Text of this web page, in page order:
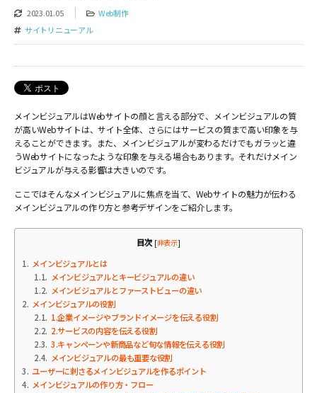
2023.01.05
Web制作
サイトリニューアル
メインビジュアルはWebサイトの顔と言える部分で、メインビジュアルの質
が高いWebサイトは、サイト全体、さらにはサービスの質まで高い印象を与
えることができます。また、メインビジュアルが変わるだけでもガラッと違
うWebサイトになったような印象を与える場合もあります。それだけメイン
ビジュアルが与える影響は大きいのです。
ここではそんなメインビジュアルに焦点を当て、Webサイトの魅力が伝わる
メインビジュアルの作り方と参考デザインをご紹介します。
目次 [非表示]
1 メインビジュアルとは
1.1 メインビジュアルとキービジュアルの違い
1.2 メインビジュアルとファーストビューの違い
2 メインビジュアルの役割
2.1 1.企業イメージやブランドイメージを伝える役割
2.2 2.サービスの内容を伝える役割
2.3 3.キャンペーンや新商品など旬な情報を伝える役割
2.4 メインビジュアルの最も重要な役割
3
ユーザーに刺さるメインビジュアルを作るポイント
4 メインビジュアルの作り方・フロー